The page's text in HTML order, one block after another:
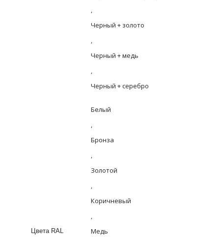
,
Черный + золото
,
Черный + медь
,
Черный + серебро
Цвета RAL
Белый
,
Бронза
,
Золотой
,
Коричневый
,
Медь